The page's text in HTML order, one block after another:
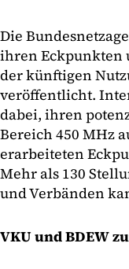
Die
ihren Eckpunkten
der künftigen
veröffentlicht.
dabei, ihren
Bereich 450 MHz
erarbeiteten
Mehr als 130
und Verbänden
VKU und BDEW